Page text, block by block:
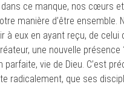
ce manque, nos cœurs
manière d’être ensemble.
à eux en ayant reçu, de celui
une nouvelle
parfaite, vie de Dieu. C’est
radicalement, que ses